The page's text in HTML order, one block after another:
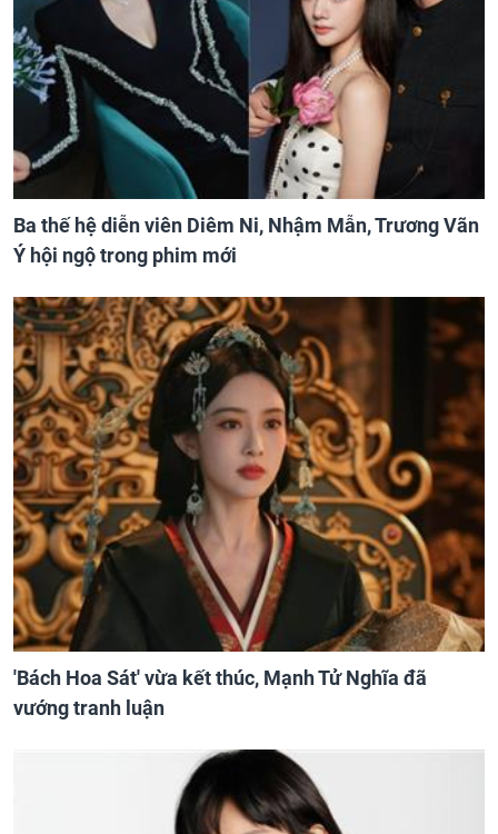
Ba thế hệ diễn viên Diêm Ni, Nhậm Mẫn, Trương Vãn
Ý hội ngộ trong phim mới
'Bách Hoa Sát' vừa kết thúc, Mạnh Tử Nghĩa đã
vướng tranh luận